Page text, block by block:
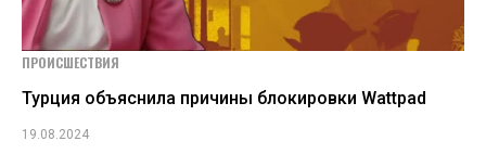
ПРОИСШЕСТВИЯ
Турция объяснила причины блокировки Wattpad
19.08.2024